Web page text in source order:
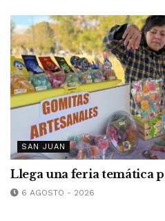
SAN JUAN
Llega una feria temática
6 AGOSTO - 2026